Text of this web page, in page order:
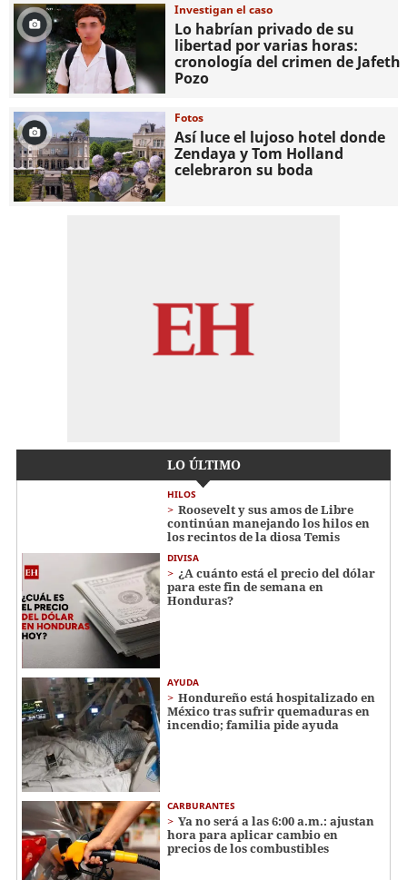
Investigan el caso
Lo habrían privado de su
libertad por varias horas:
cronología del crimen de Jafeth
Pozo
Fotos
Así luce el lujoso hotel donde
Zendaya y Tom Holland
celebraron su boda
LO ÚLTIMO
HILOS
Roosevelt y sus amos de Libre
continúan manejando los hilos en
los recintos de la diosa Temis
DIVISA
¿A cuánto está el precio del dólar
para este fin de semana en
Honduras?
AYUDA
Hondureño está hospitalizado en
México tras sufrir quemaduras en
incendio; familia pide ayuda
CARBURANTES
Ya no será a las 6:00 a.m.: ajustan
hora para aplicar cambio en
precios de los combustibles